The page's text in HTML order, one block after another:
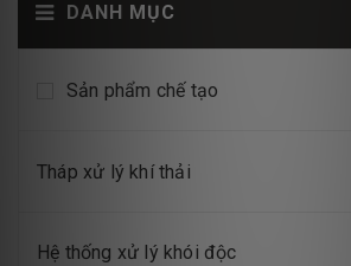
DANH MỤC
Sản phẩm chế tạo
Tháp xử lý khí thải
Hệ thống xử lý khói độc